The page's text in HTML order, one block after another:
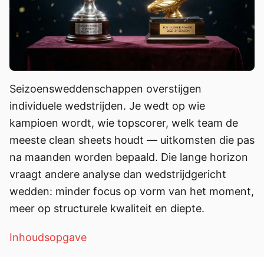
Seizoensweddenschappen overstijgen
individuele wedstrijden. Je wedt op wie
kampioen wordt, wie topscorer, welk team de
meeste clean sheets houdt — uitkomsten die pas
na maanden worden bepaald. Die lange horizon
vraagt andere analyse dan wedstrijdgericht
wedden: minder focus op vorm van het moment,
meer op structurele kwaliteit en diepte.
Inhoudsopgave